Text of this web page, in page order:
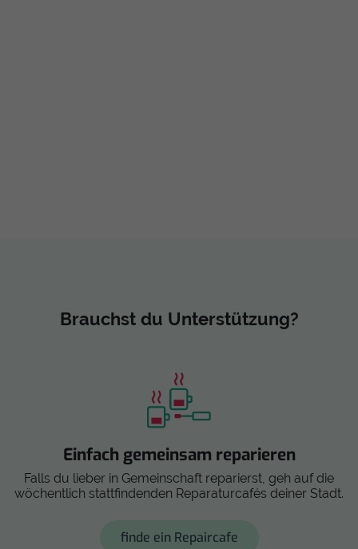
Brauchst du Unterstützung?
Einfach gemeinsam reparieren
Falls du lieber in Gemeinschaft reparierst, geh auf die
wöchentlich stattfindenden Reparaturcafés deiner Stadt.
finde ein Repaircafe